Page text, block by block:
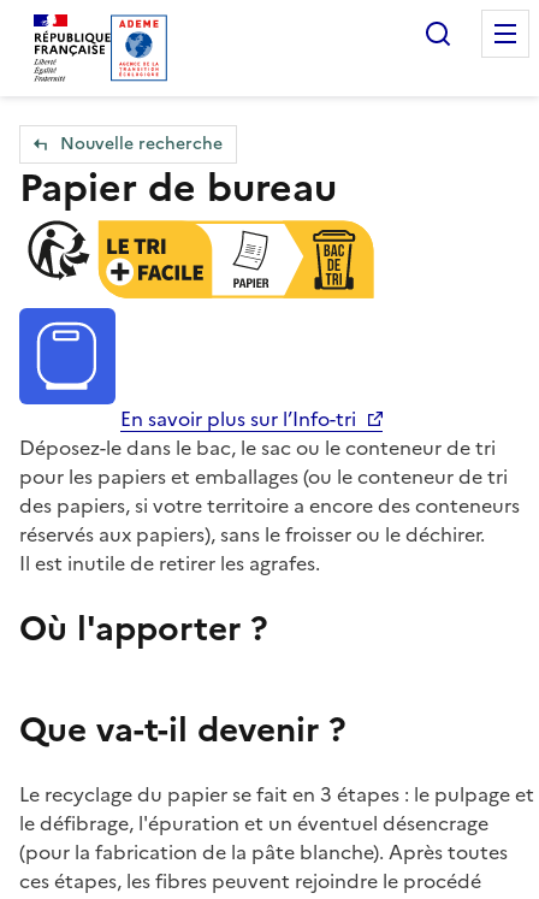
Accueil — Que Faire de mes objets & déchets
Nouvelle recherche
Papier de bureau
En savoir plus sur l’Info-tri
Déposez-le dans le bac, le sac ou le conteneur de tri
pour les papiers et emballages (ou le conteneur de tri
des papiers, si votre territoire a encore des conteneurs
réservés aux papiers), sans le froisser ou le déchirer.
Il est inutile de retirer les agrafes.
Où l'apporter ?
Que va-t-il devenir ?
Le recyclage du papier se fait en 3 étapes : le pulpage et
le défibrage, l'épuration et un éventuel désencrage
(pour la fabrication de la pâte blanche). Après toutes
ces étapes, les fibres peuvent rejoindre le procédé